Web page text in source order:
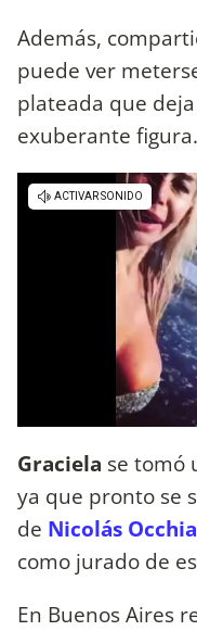
Además,
puede ver
plateada que
exuberante figura.
Graciela se tomó
ya que pronto se
de Nicolás
como jurado de
En Buenos Aires